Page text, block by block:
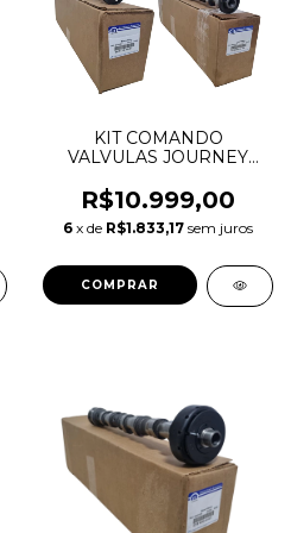
KIT COMANDO
VALVULAS JOURNEY
WRANGLER 3.6 V6
PENTASTAR 05184377AH
05184378AH 05184379AH
R$10.999,00
6 x de R$1.833,17 sem juros